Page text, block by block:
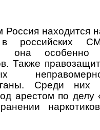
находится
в российских
она особенно
Также
Среди
арестом по делу